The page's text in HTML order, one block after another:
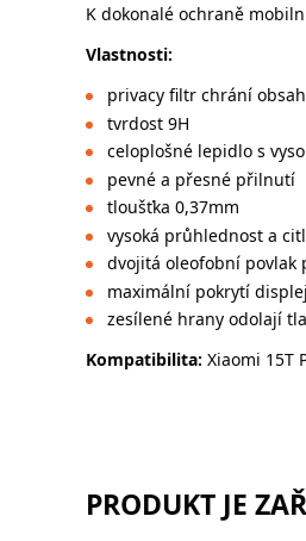
K dokonalé ochraně
Vlastnosti:
privacy filtr chrání
tvrdost 9H
celoplošné lepidlo s
pevné a přesné přilnutí
tloušťka 0,37mm
vysoká průhlednost a
dvojitá oleofobní povlak
maximální pokrytí
zesílené hrany odolají
Kompatibilita: Xiaomi 15T
PRODUKT JE